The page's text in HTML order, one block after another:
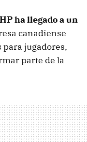
HP ha llegado a un
canadiense
jugadores,
parte de la